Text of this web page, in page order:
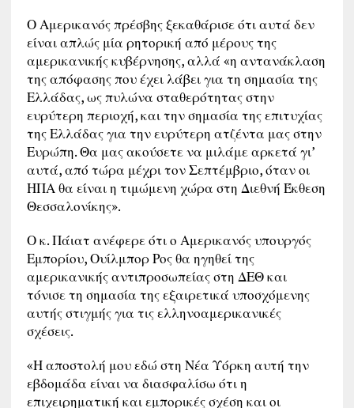
Ο Αμερικανός πρέσβης ξεκαθάρισε ότι αυτά δεν
είναι απλώς μία ρητορική από μέρους της
αμερικανικής κυβέρνησης, αλλά «η αντανάκλαση
της απόφασης που έχει λάβει για τη σημασία της
Ελλάδας, ως πυλώνα σταθερότητας στην
ευρύτερη περιοχή, και την σημασία της επιτυχίας
της Ελλάδας για την ευρύτερη ατζέντα μας στην
Ευρώπη. Θα μας ακούσετε να μιλάμε αρκετά γι’
αυτά, από τώρα μέχρι τον Σεπτέμβριο, όταν οι
ΗΠΑ θα είναι η τιμώμενη χώρα στη Διεθνή Έκθεση
Θεσσαλονίκης».
Ο κ. Πάιατ ανέφερε ότι ο Αμερικανός υπουργός
Εμπορίου, Ουίλμπορ Ρος θα ηγηθεί της
αμερικανικής αντιπροσωπείας στη ΔΕΘ και
τόνισε τη σημασία της εξαιρετικά υποσχόμενης
αυτής στιγμής για τις ελληνοαμερικανικές
σχέσεις.
«Η αποστολή μου εδώ στη Νέα Υόρκη αυτή την
εβδομάδα είναι να διασφαλίσω ότι η
επιχειρηματική και εμπορικές σχέση και οι